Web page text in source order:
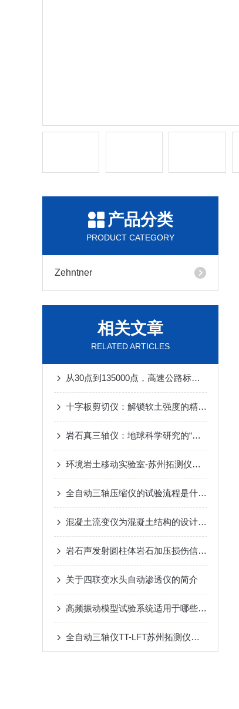
产品分类
PRODUCT CATEGORY
Zehntner
相关文章
RELATED ARTICLES
从30点到135000点，高速公路标线光亮度的高采样保障
十字板剪切仪：解锁软土强度的精准密钥
岩石真三轴仪：地球科学研究的“力”学神器
环境岩土移动实验室-苏州拓测仪器设备有限公司
全自动三轴压缩仪的试验流程是什么？
混凝土流变仪为混凝土结构的设计和施工提供重要的依据
岩石声发射圆柱体岩石加压损伤信号实验
关于四联变水头自动渗透仪的简介
高频振动模型试验系统适用于哪些实验对象？
全自动三轴仪TT-LFT苏州拓测仪器设备有限公司